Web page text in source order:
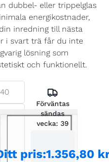
dubbel- eller trippelglas
energikostnader,
inredning till nästa
i svart trä får du inte
lösning som
och funktionellt.
40
Förväntas
sändas
vecka: 39
pris:1.356,80